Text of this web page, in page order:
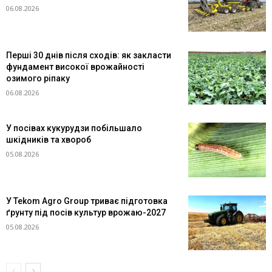
06.08.2026
Перші 30 днів після сходів: як закласти
фундамент високої врожайності
озимого ріпаку
06.08.2026
У посівах кукурудзи побільшало
шкідників та хвороб
05.08.2026
У Tekom Agro Group триває підготовка
ґрунту під посів культур врожаю-2027
05.08.2026